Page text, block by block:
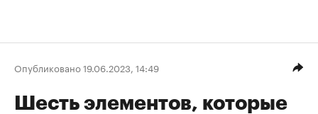
Опубликовано 19.06.2023, 14:49
Шесть элементов, которые